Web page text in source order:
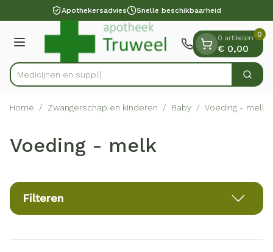
Ga naar de inhoudApothekersadvies Snelle beschikbaarheid
Menu
Product, merk, categorie... Zoek
0 artikelen
€ 0,00
0
Home / Zwangerschap en kinderen / Baby / Voeding - melk
Voeding - melk
Filteren